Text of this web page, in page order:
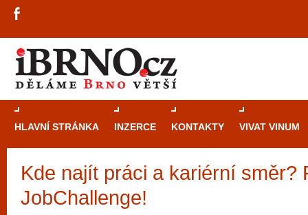
HLAVNÍ STRÁNKA INZERCE KONTAKTY VIVAT VINUM
Kde najít práci a kariérní směr?
JobChallenge!
Průvodce